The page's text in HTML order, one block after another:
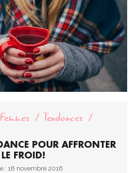
Femmes Tendances
POUR AFFRONTER
LE FROID!
: 18 novembre 2016